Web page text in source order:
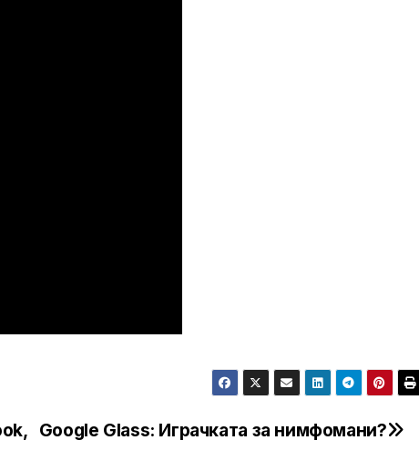
Google Glass: Играчката за нимфомани?